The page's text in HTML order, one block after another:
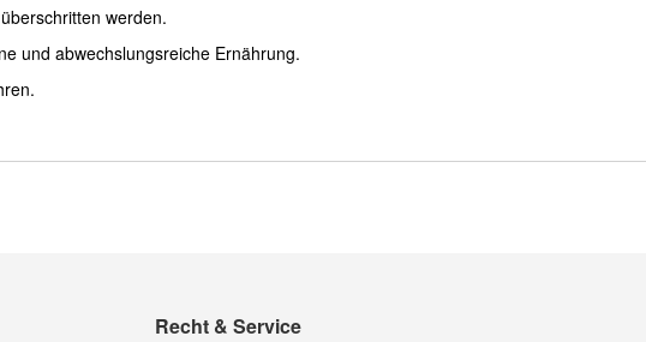
werden.
und abwechslungsreiche Ernährung.
Recht & Service